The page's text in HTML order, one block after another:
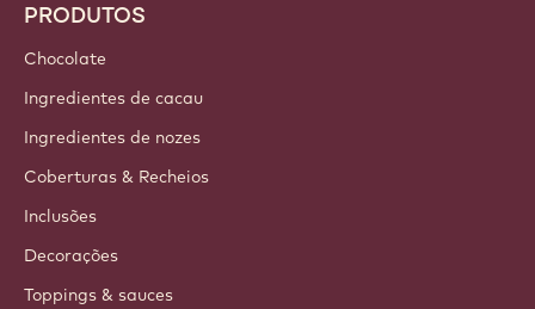
PRODUTOS
Chocolate
Ingredientes de cacau
Ingredientes de nozes
Coberturas & Recheios
Inclusões
Decorações
Toppings & sauces